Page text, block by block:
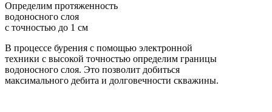
Определим протяженность
водоносного слоя
с точностью до 1 см
В процессе бурения с помощью электронной
техники с высокой точностью определим границы
водоносного слоя. Это позволит добиться
максимального дебита и долговечности скважины.